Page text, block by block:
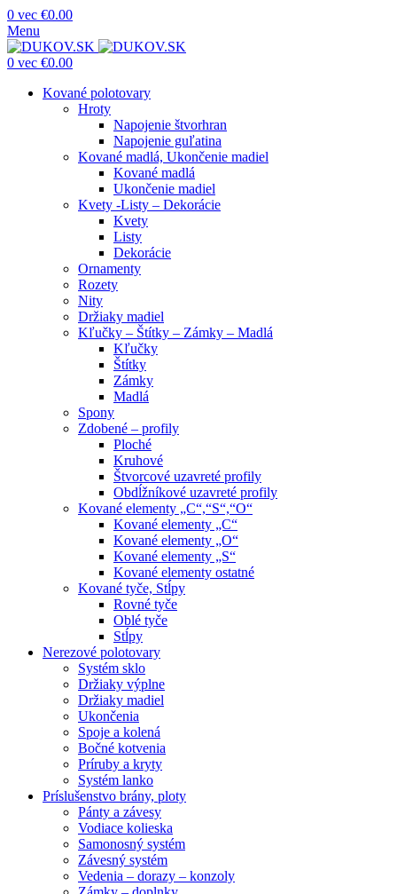
0 vec €0.00
Menu
0 vec €0.00
Kované polotovary
Hroty
Napojenie štvorhran
Napojenie guľatina
Kované madlá, Ukončenie madiel
Kované madlá
Ukončenie madiel
Kvety -Listy – Dekorácie
Kvety
Listy
Dekorácie
Ornamenty
Rozety
Nity
Držiaky madiel
Kľučky – Štítky – Zámky – Madlá
Kľučky
Štítky
Zámky
Madlá
Spony
Zdobené – profily
Ploché
Kruhové
Štvorcové uzavreté profily
Obdĺžníkové uzavreté profily
Kované elementy „C“,“S“,“O“
Kované elementy „C“
Kované elementy „O“
Kované elementy „S“
Kované elementy ostatné
Kované tyče, Stĺpy
Rovné tyče
Oblé tyče
Stĺpy
Nerezové polotovary
Systém sklo
Držiaky výplne
Držiaky madiel
Ukončenia
Spoje a kolená
Bočné kotvenia
Príruby a kryty
Systém lanko
Príslušenstvo brány, ploty
Pánty a závesy
Vodiace kolieska
Samonosný systém
Závesný systém
Vedenia – dorazy – konzoly